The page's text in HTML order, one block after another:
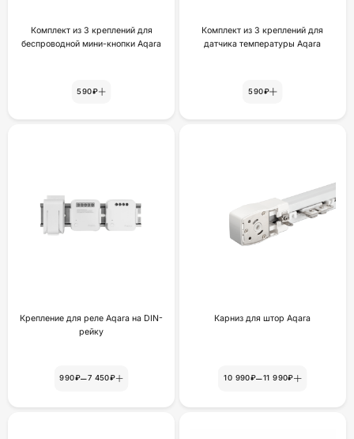
Комплект из 3 креплений для
беспроводной мини-кнопки Aqara
590₽
Комплект из 3 креплений для
датчика температуры Aqara
590₽
Крепление для реле Aqara на DIN-
рейку
990₽–7 450₽
Карниз для штор Aqara
10 990₽–11 990₽